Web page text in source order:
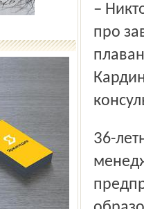
– Никто не говорит о том, что Николай Иванович забудет
про
36-летний Ростислав Даниленко – не наемный топ-